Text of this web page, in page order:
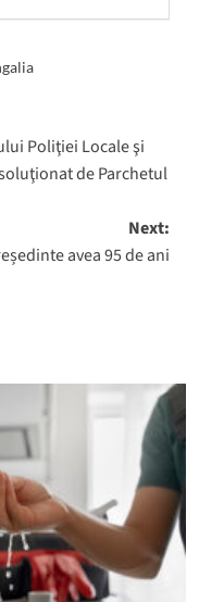
Poliţiei Locale şi
de Parchetul
Next:
avea 95 de ani